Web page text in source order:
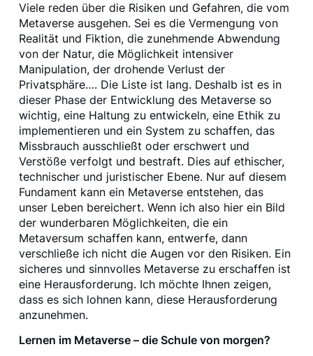
Viele reden über die Risiken und Gefahren, die vom
Metaverse ausgehen. Sei es die Vermengung von
Realität und Fiktion, die zunehmende Abwendung
von der Natur, die Möglichkeit intensiver
Manipulation, der drohende Verlust der
Privatsphäre…. Die Liste ist lang. Deshalb ist es in
dieser Phase der Entwicklung des Metaverse so
wichtig, eine Haltung zu entwickeln, eine Ethik zu
implementieren und ein System zu schaffen, das
Missbrauch ausschließt oder erschwert und
Verstöße verfolgt und bestraft. Dies auf ethischer,
technischer und juristischer Ebene. Nur auf diesem
Fundament kann ein Metaverse entstehen, das
unser Leben bereichert. Wenn ich also hier ein Bild
der wunderbaren Möglichkeiten, die ein
Metaversum schaffen kann, entwerfe, dann
verschließe ich nicht die Augen vor den Risiken. Ein
sicheres und sinnvolles Metaverse zu erschaffen ist
eine Herausforderung. Ich möchte Ihnen zeigen,
dass es sich lohnen kann, diese Herausforderung
anzunehmen.
Lernen im Metaverse – die Schule von morgen?